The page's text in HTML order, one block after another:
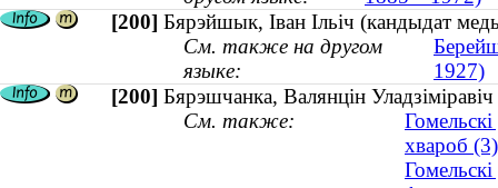
[200] Бярэйшык, Іван Ільіч (кандыдат
См. также на другом
языке:
1927)
[200] Бярэшчанка, Валянцін
См. также:
хвароб (3)